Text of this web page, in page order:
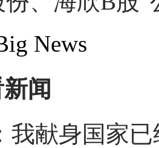
News
闻
我献身国家